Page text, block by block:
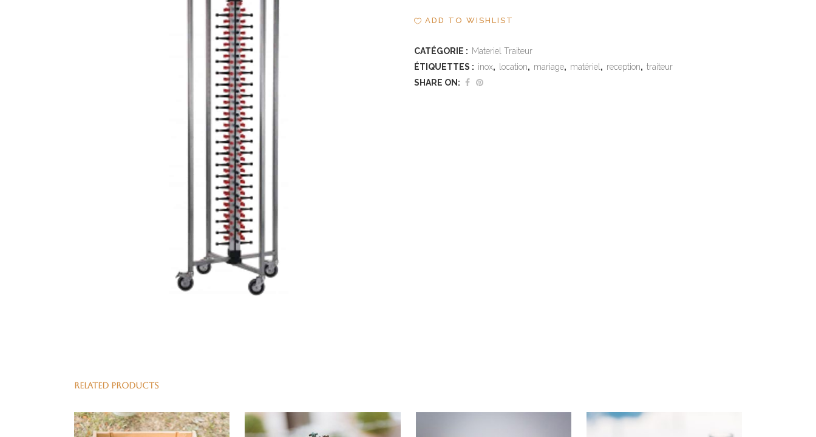
ADD TO WISHLIST
CATÉGORIE : Materiel Traiteur
ÉTIQUETTES : inox, location, mariage, matériel , reception, traiteur
SHARE ON:
RELATED PRODUCTS